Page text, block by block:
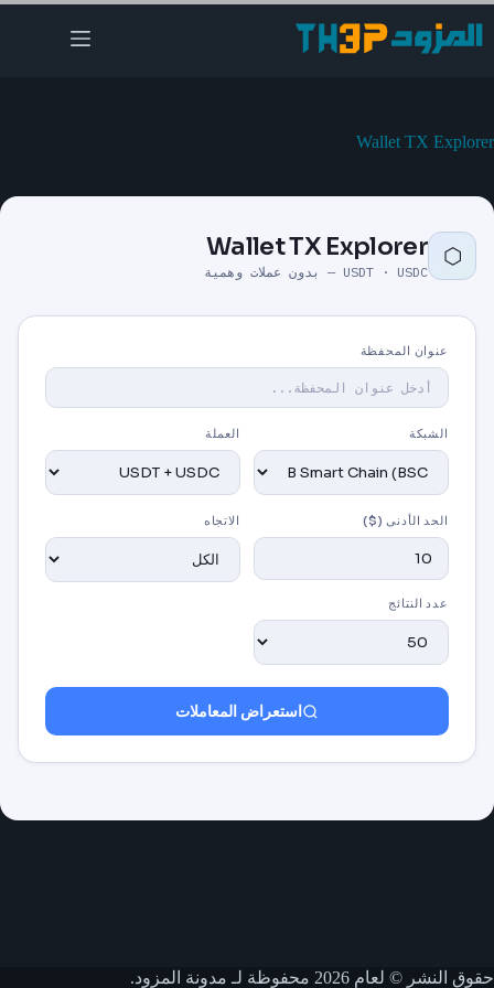
التجاوز
إلى
المحتوى
Wallet TX Explorer
⬡
Wallet TX Explorer
USDT · USDC — بدون عملات وهمية
عنوان المحفظة
الشبكة العملة
الحد الأدنى ($) الاتجاه
عدد النتائج
استعراض المعاملات
حقوق النشر © لعام 2026 محفوظة لـ مدونة المزود.